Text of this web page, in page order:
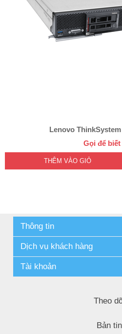
Lenovo
Gọi để biết
Thông tin
Dịch vụ khách hàng
Tài khoản
Theo
Bản tin